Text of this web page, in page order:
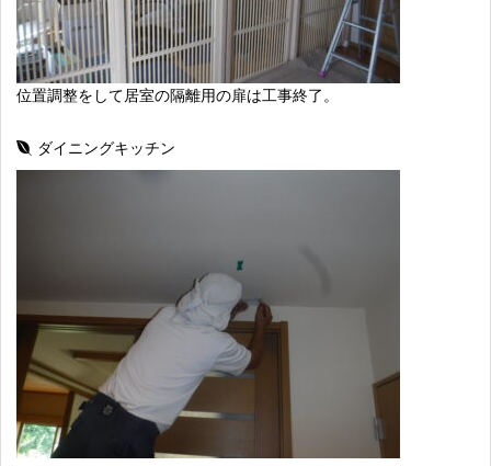
位置調整をして居室の隔離用の扉は工事終了。
ダイニングキッチン